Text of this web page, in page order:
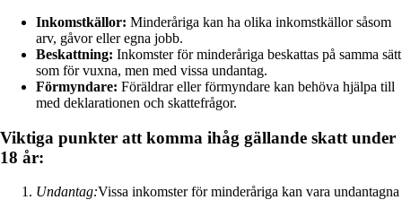
Inkomstkällor: Minderåriga kan ha olika inkomstkällor såsom
arv, gåvor eller egna jobb.
Beskattning: Inkomster för minderåriga beskattas på samma sätt
som för vuxna, men med vissa undantag.
Förmyndare: Föräldrar eller förmyndare kan behöva hjälpa till
med deklarationen och skattefrågor.
Viktiga punkter att komma ihåg gällande skatt under
18 år:
Undantag:Vissa inkomster för minderåriga kan vara undantagna